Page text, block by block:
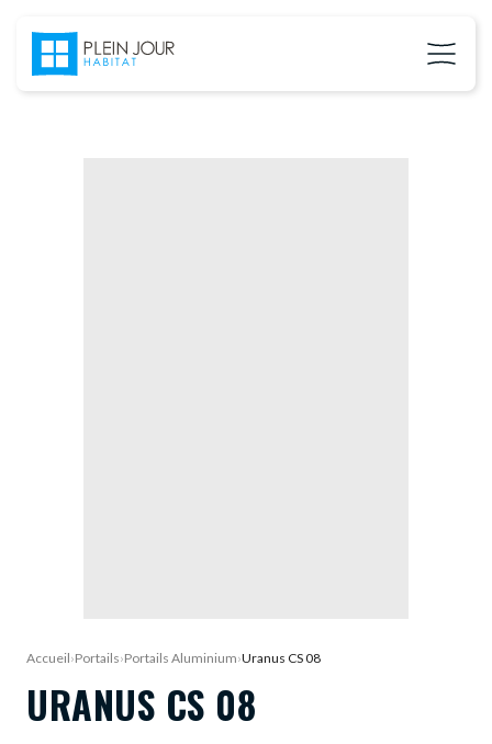
Accueil›Portails›Portails Aluminium›Uranus CS 08
URANUS CS 08